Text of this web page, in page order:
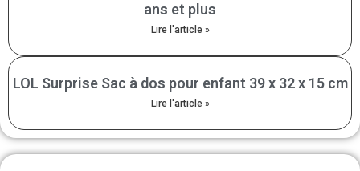
ans et plus
Lire l'article »
LOL Surprise Sac à dos pour enfant 39 x 32 x 15 cm
Lire l'article »